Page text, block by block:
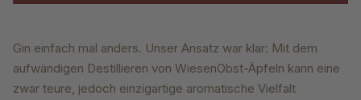
Gin einfach mal anders. Unser Ansatz war klar: Mit dem
aufwändigen Destillieren von WiesenObst-Äpfeln kann eine
zwar teure, jedoch einzigartige aromatische Vielfalt